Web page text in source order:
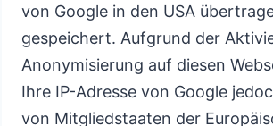
von Google in den USA
gespeichert. Aufgrund der
Anonymisierung auf diesen
Ihre IP-Adresse von Google
von Mitgliedstaaten der